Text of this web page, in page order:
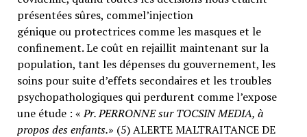
présentées sûres, commel’injection
génique ou protectrices comme les masques et le
confinement. Le coût en rejaillit maintenant sur la
population, tant les dépenses du gouvernement, les
soins pour suite d’effets secondaires et les troubles
psychopathologiques qui perdurent comme l’expose
une étude : «Pr. PERRONNE sur TOCSIN MEDIA, à
propos des enfants.» (5) ALERTE MALTRAITANCE DE